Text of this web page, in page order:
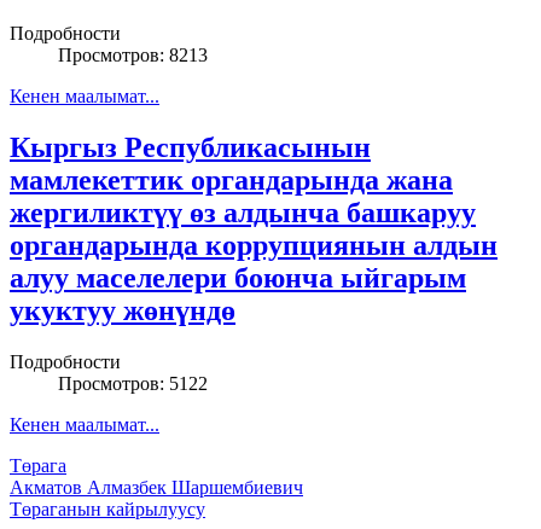
Подробности
Просмотров: 8213
Кенен маалымат...
Кыргыз Республикасынын
мамлекеттик органдарында жана
жергиликтүү өз алдынча башкаруу
органдарында коррупциянын алдын
алуу маселелери боюнча ыйгарым
укуктуу жөнүндө
Подробности
Просмотров: 5122
Кенен маалымат...
Төрага
Акматов Алмазбек Шаршембиевич
Төраганын кайрылуусу